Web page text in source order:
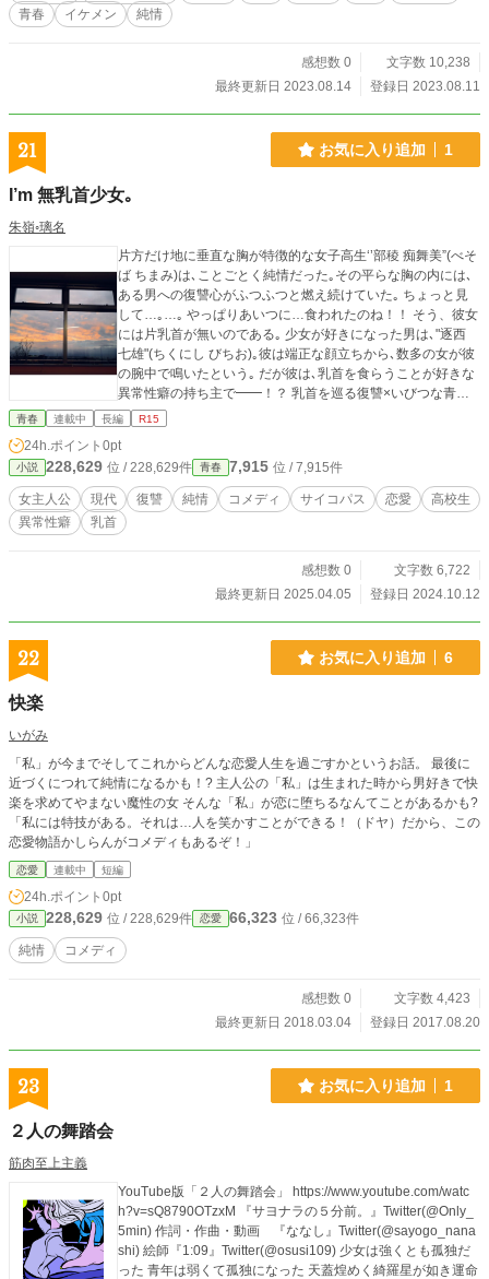
青春
イケメン 純情
感想数 0
文字数 10,238
最終更新日 2023.08.14
登録日 2023.08.11
21 お気に入り追加 1
I’m 無乳首少女｡
朱嶺◦璃名
片方だけ地に垂直な胸が特徴的な女子高生‘’部稜 痴舞美”(べそ
ば ちまみ)は､ことごとく純情だった｡その平らな胸の内には､
ある男への復讐心がふつふつと燃え続けていた｡ ちょっと見
して…｡…｡ やっぱりあいつに…食われたのね！！ そう、彼女
には片乳首が無いのである｡ 少女が好きになった男は､"逐西
七雄"(ちくにし びちお)｡彼は端正な顔立ちから､数多の女が彼
の腕中で鳴いたという｡ だが彼は､乳首を食らうことが好きな
異常性癖の持ち主で━━！？ 乳首を巡る復讐×いびつな青春
のパラフィリア・ストーリー！
青春 連載中 長編 R15
24h.ポイント 0pt
小説 228,629 位 / 228,629件 青春 7,915 位 / 7,915件
女主人公 現代 復讐 純情 コメディ サイコパス 恋愛
高校生
異常性癖
乳首
感想数 0
文字数 6,722
最終更新日 2025.04.05
登録日 2024.10.12
22 お気に入り追加 6
快楽
いがみ
「私」が今までそしてこれからどんな恋愛人生を過ごすかというお話。 最後に
近づくにつれて純情になるかも！? 主人公の「私」は生まれた時から男好きで快
楽を求めてやまない魔性の女 そんな「私」が恋に堕ちるなんてことがあるかも?
「私には特技がある。それは…人を笑かすことができる！（ドヤ）だから、この
恋愛物語かしらんがコメディもあるぞ！」
恋愛 連載中 短編
24h.ポイント 0pt
小説 228,629 位 / 228,629件 恋愛 66,323 位 / 66,323件
純情 コメディ
感想数 0
文字数 4,423
最終更新日 2018.03.04
登録日 2017.08.20
23 お気に入り追加 1
２人の舞踏会
筋肉至上主義
YouTube版「２人の舞踏会」 https://www.youtube.com/watc
h?v=sQ8790OTzxM 『サヨナラの５分前。​』Twitter(@Only_
5min) 作詞・作曲・動画 『ななし​』Twitter(@sayogo_nana
shi) 絵師『1:09​​』Twitter(@osusi109) 少女は強くとも孤独だ
った 青年は弱くて孤独になった 天蓋煌めく綺羅星が如き運命